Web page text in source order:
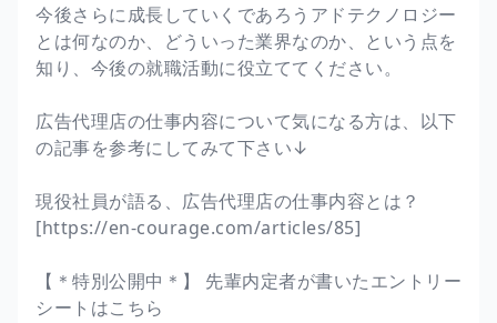
今後さらに成長していくであろうアドテクノロジー
とは何なのか、どういった業界なのか、という点を
知り、今後の就職活動に役立ててください。
広告代理店の仕事内容について気になる方は、以下
の記事を参考にしてみて下さい↓
現役社員が語る、広告代理店の仕事内容とは？
[https://en-courage.com/articles/85]
【＊特別公開中＊】 先輩内定者が書いたエントリー
シートはこちら